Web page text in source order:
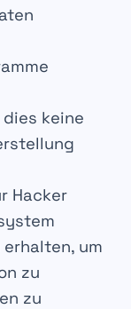
dies keine
Hacker
erhalten, um
zu
zu